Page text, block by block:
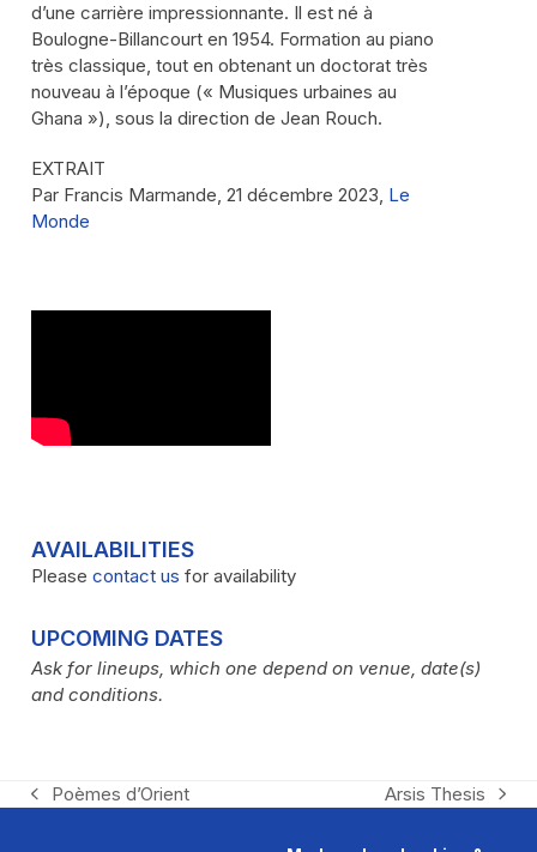
d’une carrière impressionnante. Il est né à
Boulogne-Billancourt en 1954. Formation au piano
très classique, tout en obtenant un doctorat très
nouveau à l’époque (« Musiques urbaines au
Ghana »), sous la direction de Jean Rouch.
EXTRAIT
Par Francis Marmande, 21 décembre 2023, Le
Monde
AVAILABILITIES
Pleasecontact us for availability
UPCOMING DATES
Ask for lineups, which one depend on venue, date(s)
and conditions.
previous
Poèmes d’Orient
next
Arsis Thesis